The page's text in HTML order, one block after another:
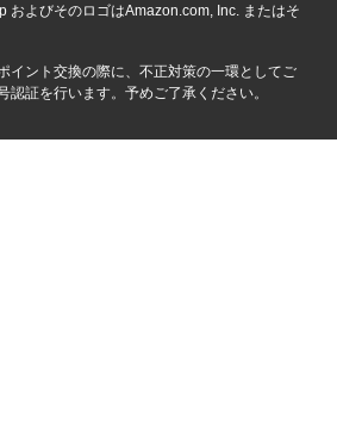
よびそのロゴはAmazon.com, Inc. またはそ
イント交換の際に、不正対策の一環としてご
認証を行います。予めご了承ください。